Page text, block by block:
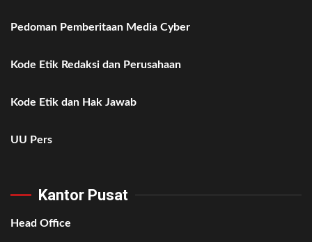
Pedoman Pemberitaan Media Cyber
Kode Etik Redaksi dan Perusahaan
Kode Etik dan Hak Jawab
UU Pers
Kantor Pusat
Head Office